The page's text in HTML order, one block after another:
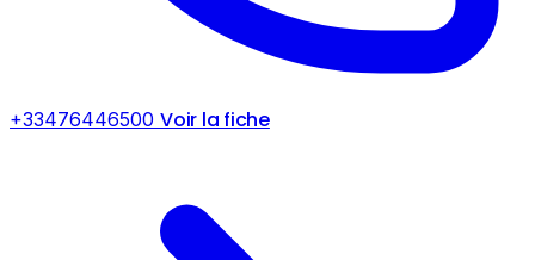
+33476446500 Voir la fiche